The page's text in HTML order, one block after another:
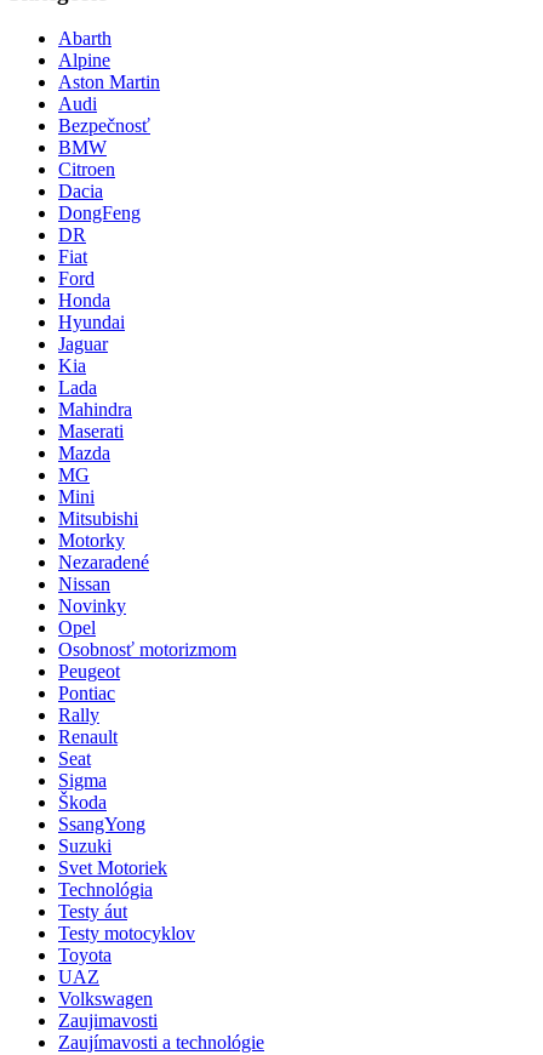
Abarth
Alpine
Aston Martin
Audi
Bezpečnosť
BMW
Citroen
Dacia
DongFeng
DR
Fiat
Ford
Honda
Hyundai
Jaguar
Kia
Lada
Mahindra
Maserati
Mazda
MG
Mini
Mitsubishi
Motorky
Nezaradené
Nissan
Novinky
Opel
Osobnosť motorizmom
Peugeot
Pontiac
Rally
Renault
Seat
Sigma
Škoda
SsangYong
Suzuki
Svet Motoriek
Technológia
Testy áut
Testy motocyklov
Toyota
UAZ
Volkswagen
Zaujimavosti
Zaujímavosti a technológie